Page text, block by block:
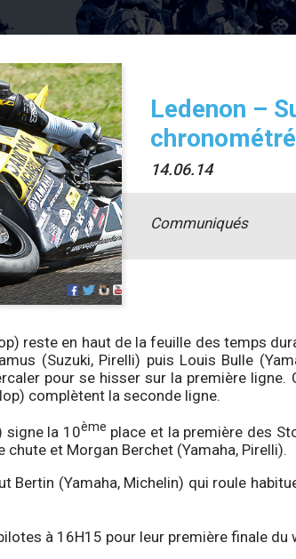
Ledenon –
14.06.14
Communiqués
reste en haut de la feuille des temps
(Suzuki, Pirelli) puis Louis Bulle
pour se hisser sur la première ligne.
complètent la seconde ligne.
signe la 10ème place et la première des
chute et Morgan Berchet (Yamaha, Pirelli).
Bertin (Yamaha, Michelin) qui roule
à 16H15 pour leur première finale du